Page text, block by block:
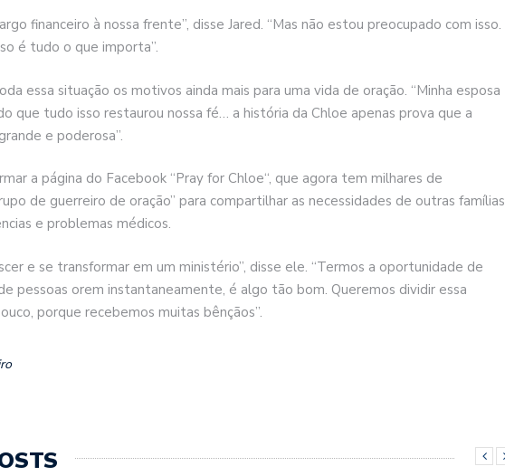
financeiro à nossa frente”, disse Jared. “Mas não estou preocupado com isso.
é tudo o que importa”.
essa situação os motivos ainda mais para uma vida de oração. “Minha esposa
que tudo isso restaurou nossa fé… a história da Chloe apenas prova que a
e poderosa”.
a página do Facebook “Pray for Chloe“, que agora tem milhares de
de guerreiro de oração” para compartilhar as necessidades de outras famílias
e problemas médicos.
e se transformar em um ministério”, disse ele. “Termos a oportunidade de
pessoas orem instantaneamente, é algo tão bom. Queremos dividir essa
porque recebemos muitas bênçãos”.